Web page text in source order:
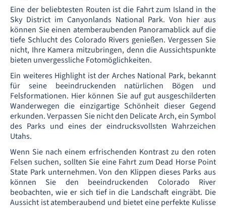
Eine der beliebtesten Routen ist die Fahrt zum Island in the
Sky District im Canyonlands National Park. Von hier aus
können Sie einen atemberaubenden Panoramablick auf die
tiefe Schlucht des Colorado Rivers genießen. Vergessen Sie
nicht, Ihre Kamera mitzubringen, denn die Aussichtspunkte
bieten unvergessliche Fotomöglichkeiten.
Ein weiteres Highlight ist der Arches National Park, bekannt
für seine beeindruckenden natürlichen Bögen und
Felsformationen. Hier können Sie auf gut ausgeschilderten
Wanderwegen die einzigartige Schönheit dieser Gegend
erkunden. Verpassen Sie nicht den Delicate Arch, ein Symbol
des Parks und eines der eindrucksvollsten Wahrzeichen
Utahs.
Wenn Sie nach einem erfrischenden Kontrast zu den roten
Felsen suchen, sollten Sie eine Fahrt zum Dead Horse Point
State Park unternehmen. Von den Klippen dieses Parks aus
können Sie den beeindruckenden Colorado River
beobachten, wie er sich tief in die Landschaft eingräbt. Die
Aussicht ist atemberaubend und bietet eine perfekte Kulisse